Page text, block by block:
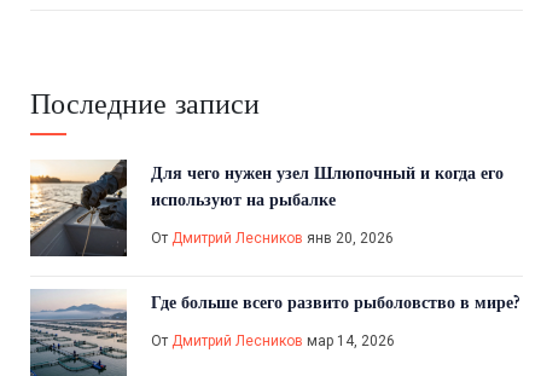
Последние записи
Для чего нужен узел Шлюпочный и когда его
используют на рыбалке
От Дмитрий Лесников янв 20, 2026
Где больше всего развито рыболовство в мире?
От Дмитрий Лесников мар 14, 2026